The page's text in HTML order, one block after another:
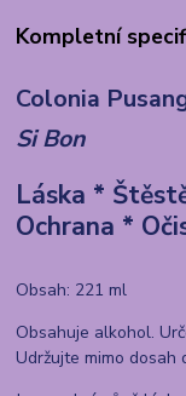
Kompletní
Colonia
Si Bon
Láska *
Ochrana *
Obsah: 221 ml
Obsahuje alkohol.
Udržujte mimo dosah